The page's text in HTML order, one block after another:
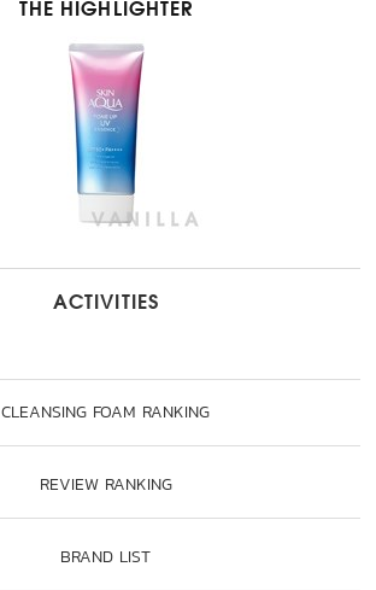
THE HIGHLIGHTER
ACTIVITIES
CLEANSING FOAM RANKING
REVIEW RANKING
BRAND LIST